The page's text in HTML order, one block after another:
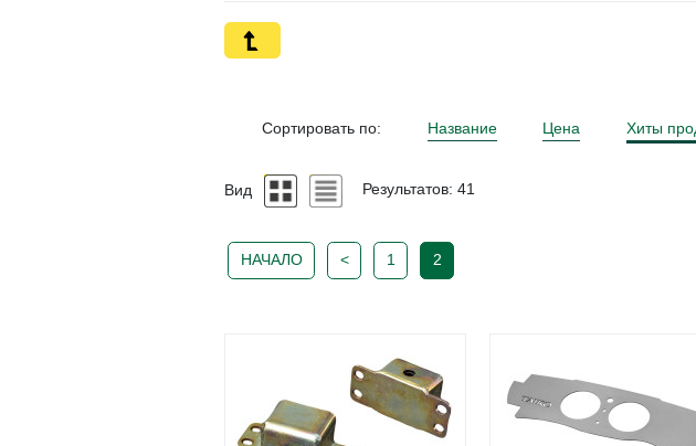
Сортировать по: Название Цена Хиты
Вид Результатов: 41
НАЧАЛО < 1 2